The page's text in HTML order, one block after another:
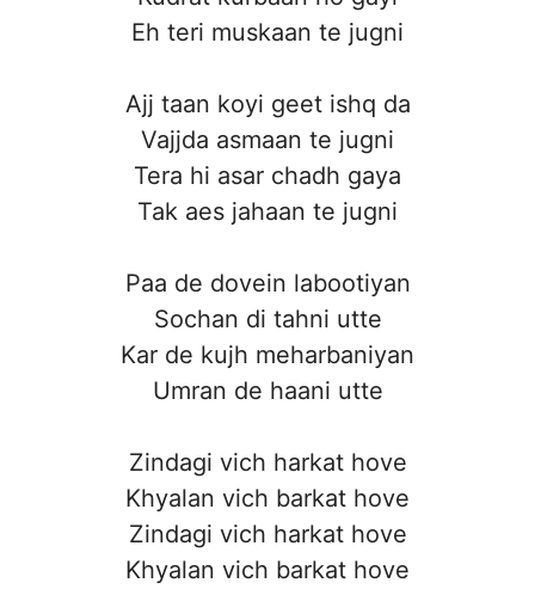
Eh teri muskaan te jugni
Ajj taan koyi geet ishq da
Vajjda asmaan te jugni
Tera hi asar chadh gaya
Tak aes jahaan te jugni
Paa de dovein labootiyan
Sochan di tahni utte
Kar de kujh meharbaniyan
Umran de haani utte
Zindagi vich harkat hove
Khyalan vich barkat hove
Zindagi vich harkat hove
Khyalan vich barkat hove